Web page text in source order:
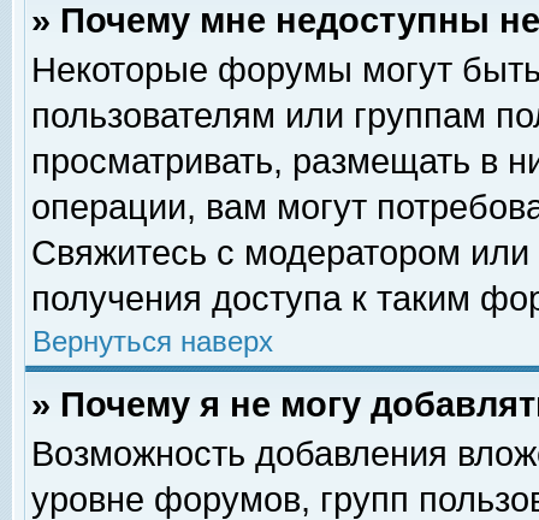
» Почему мне недоступны
Некоторые форумы могут
пользователям или группам
просматривать, размещать в
операции, вам могут
Свяжитесь с модератором
получения доступа к таким
Вернуться наверх
» Почему я не могу
Возможность добавления
уровне форумов, групп